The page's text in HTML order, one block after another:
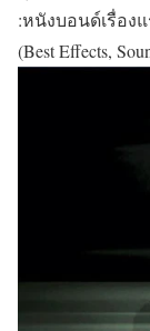
:หนังบอนด์เรื่อง
(Best Effects,